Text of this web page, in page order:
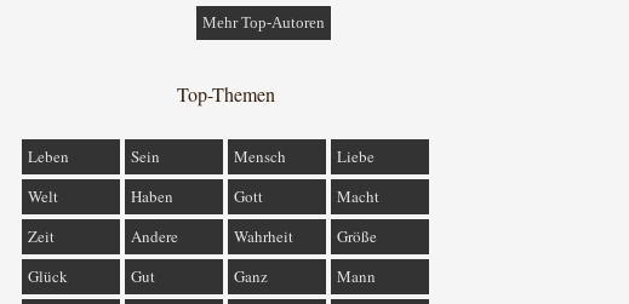
Mehr Top-Autoren
Top-Themen
Leben Sein Mensch
Liebe
Welt
Haben Gott
Macht
Zeit
Andere Wahrheit
Größe
Glück
Gut Ganz
Mann